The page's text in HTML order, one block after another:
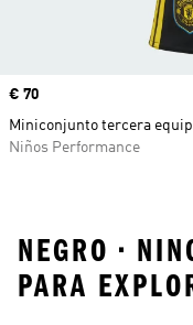
Precio
€ 70
Miniconjunto tercera
Niños Performance
NEGRO •
PARA